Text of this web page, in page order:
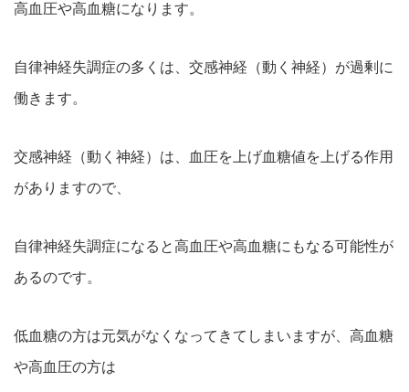
高血圧や高血糖になります。
自律神経失調症の多くは、交感神経（動く神経）が過剰に
働きます。
交感神経（動く神経）は、血圧を上げ血糖値を上げる作用
がありますので、
自律神経失調症になると高血圧や高血糖にもなる可能性が
あるのです。
低血糖の方は元気がなくなってきてしまいますが、高血糖
や高血圧の方は